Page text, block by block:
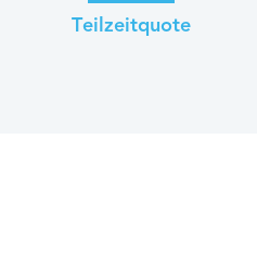
Teilzeitquote